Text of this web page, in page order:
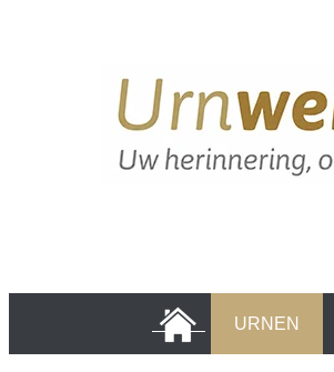
HOME URNEN